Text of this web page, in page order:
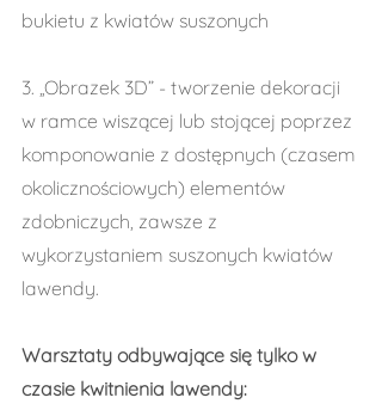
bukietu z kwiatów suszonych
3. „Obrazek 3D” - tworzenie dekoracji
w ramce wiszącej lub stojącej poprzez
komponowanie z dostępnych (czasem
okolicznościowych) elementów
zdobniczych, zawsze z
wykorzystaniem suszonych kwiatów
lawendy.
Warsztaty odbywające się tylko w
czasie kwitnienia lawendy: